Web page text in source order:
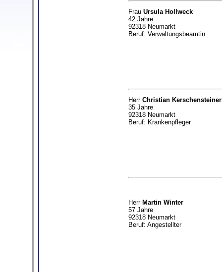
Frau Ursula Hollweck
42 Jahre
92318 Neumarkt
Beruf: Verwaltungsbeamtin
Herr Christian Kerschensteiner
35 Jahre
92318 Neumarkt
Beruf: Krankenpfleger
Herr Martin Winter
57 Jahre
92318 Neumarkt
Beruf: Angestellter